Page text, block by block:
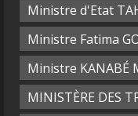
Ministre d'Etat
Ministre Fatima
Ministre KANABÉ
MINISTÈRE DES